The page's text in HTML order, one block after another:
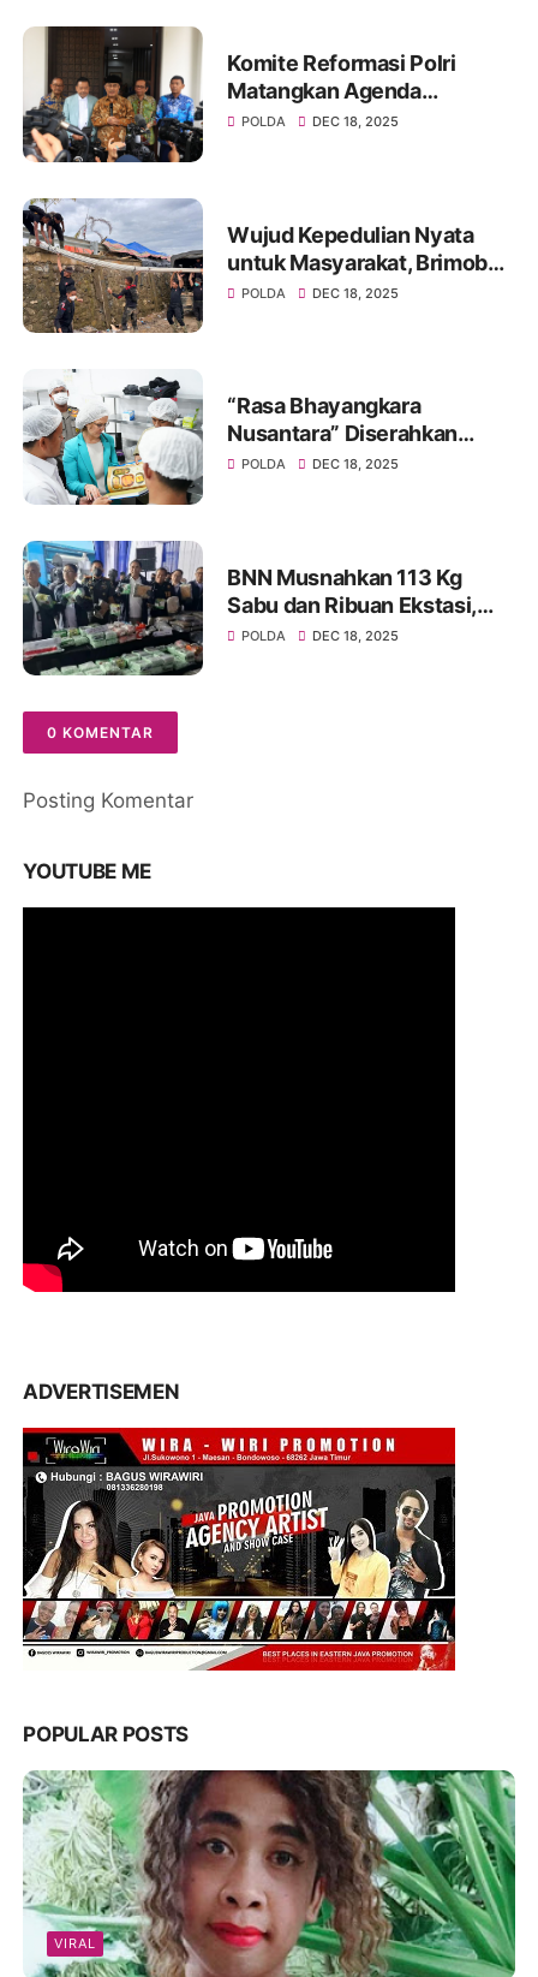
Komite Reformasi Polri
Matangkan Agenda
Pembenahan Regulasi
POLDA DEC 18, 2025
Wujud Kepedulian Nyata
untuk Masyarakat, Brimob
Polri Bangun MCK Umum di
POLDA DEC 18, 2025
“Rasa Bhayangkara
Nusantara” Diserahkan
kepada Delegasi Prancis,
Pengetahuan
POLDA DEC 18, 2025
BNN Musnahkan 113 Kg
Sabu dan Ribuan Ekstasi,
Selamatkan 690 Ribu Jiwa
POLDA DEC 18, 2025
0 KOMENTAR
Posting Komentar
YOUTUBE ME
ADVERTISEMEN
POPULAR POSTS
VIRAL